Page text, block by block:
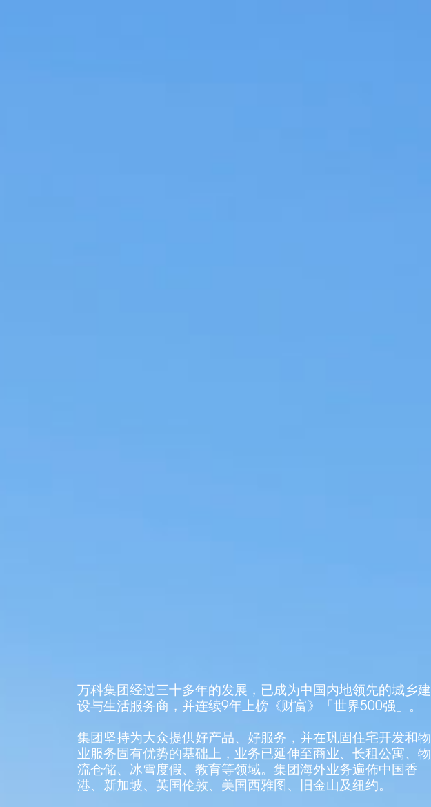
万科集团经过三十多年的发展，已成为中国内地领先的城乡建
设与生活服务商，并连续9年上榜《财富》「世界500强」。
集团坚持为大众提供好产品、好服务，并在巩固住宅开发和物
业服务固有优势的基础上，业务已延伸至商业、长租公寓、物
流仓储、冰雪度假、教育等领域。集团海外业务遍佈中国香
港、新加坡、英国伦敦、美国西雅图、旧金山及纽约。